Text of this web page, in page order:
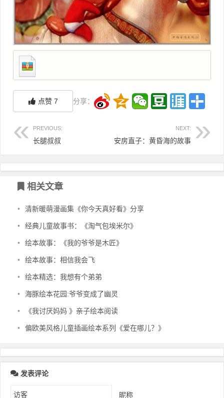
点赞 7 分享：
PREVIOUS:
长腿叔叔
NEXT:
安房直子：黄昏海的故事
相关文章
• 清新暖萌漫画集《你今天真好看》分享
• 经典儿童故事书：《淘气包埃米尔》
• 绘本故事：《我的爷爷是木匠》
• 绘本故事：相信我会飞
• 绘本精选：我想有个弟弟
• 海豚绘本花园:爷爷变成了幽灵
• 《我讨厌妈妈 》亲子绘本阅读
• 偏欧美风格儿童插画绘本系列《爱在哪儿？》
发表评论
昵称